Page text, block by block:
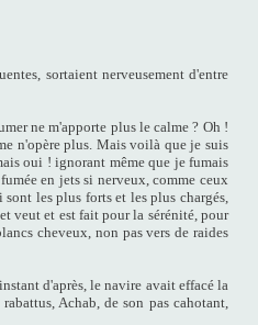
sortaient nerveusement d'entre
ne m'apporte plus le calme ? Oh !
n'opère plus. Mais voilà que je suis
oui ! ignorant même que je fumais
en jets si nerveux, comme ceux
les plus forts et les plus chargés,
veut et est fait pour la sérénité, pour
cheveux, non pas vers de raides
d'après, le navire avait effacé la
Achab, de son pas cahotant,